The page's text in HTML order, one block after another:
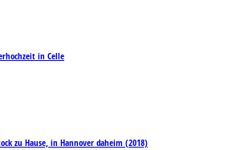
in Celle
zu Hause, in Hannover daheim (2018)